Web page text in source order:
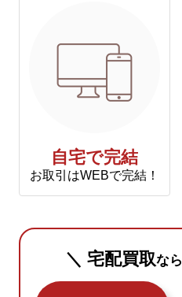
自宅で完結
お取引はWEBで完結！
＼ 宅配買取なら